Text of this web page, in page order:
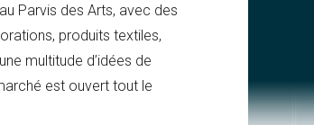
Parvis des Arts, avec des
produits textiles,
multitude d’idées de
est ouvert tout le